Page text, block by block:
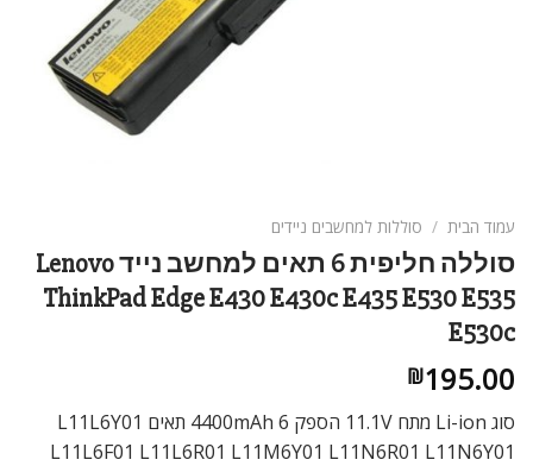
לאפס
כל
האפשרויות
cached עמוד הבית / סוללות למחשבים ניידים
סוללה חליפית 6 תאים למחשב נייד Lenovo
ThinkPad Edge E430 E430c E435 E530 E535
E530c
₪195.00
סוג Li-ion מתח 11.1V הספק 4400mAh 6 תאים L11L6Y01
L11L6F01 L11L6R01 L11M6Y01 L11N6R01 L11N6Y01